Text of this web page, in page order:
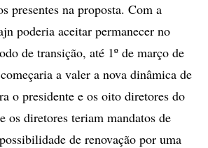
presentes na proposta. Com a
poderia aceitar permanecer no
de transição, até 1º de março de
a valer a nova dinâmica de
o presidente e os oito diretores do
os diretores teriam mandatos de
de renovação por uma